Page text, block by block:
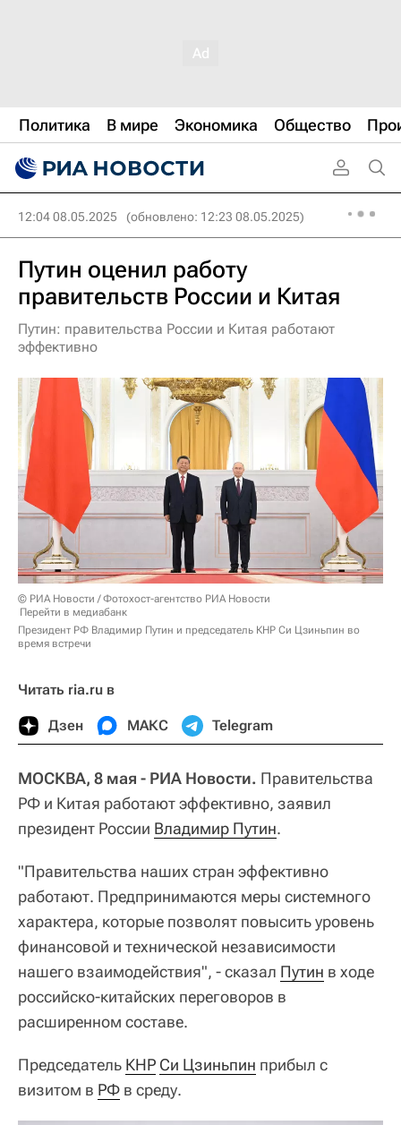
Политика В мире Экономика Общество
12:04 08.05.2025 (обновлено: 12:23 08.05.2025)
Путин оценил работу
правительств России и Китая
Путин: правительства России и Китая работают
эффективно
© РИА Новости / Фотохост-агентство РИА Новости
Перейти в медиабанк
Президент РФ Владимир Путин и председатель КНР Си Цзиньпин во
время встречи
Читать ria.ru в
Дзен МАКС Telegram
МОСКВА, 8 мая - РИА Новости. Правительства
РФ и Китая работают эффективно, заявил
президент России Владимир Путин.
"Правительства наших стран эффективно
работают. Предпринимаются меры системного
характера, которые позволят повысить уровень
финансовой и технической независимости
нашего взаимодействия", - сказал Путин в ходе
российско-китайских переговоров в
расширенном составе.
Председатель КНР Си Цзиньпин прибыл с
визитом в РФ в среду.